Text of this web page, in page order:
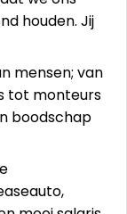
houden. Jij
mensen; van
tot monteurs
boodschap